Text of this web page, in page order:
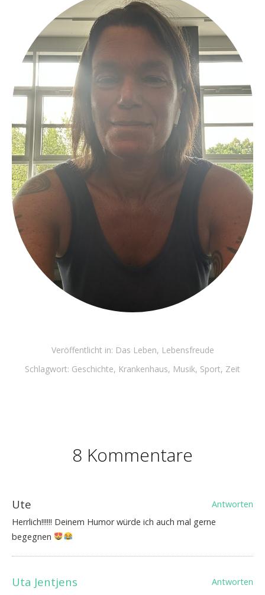
Veröffentlicht in: Das Leben, Lebensfreude
Schlagwort: Geschichte, Krankenhaus, Musik, Sport, Zeit
8 Kommentare
Ute
Antworten
Herrlich!!!!!! Deinem Humor würde ich auch mal gerne
begegnen
Uta Jentjens
Antworten